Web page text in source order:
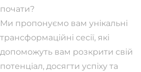
почати?
Ми пропонуємо вам унікальні
трансформаційні сесії, які
допоможуть вам розкрити свій
потенціал, досягти успіху та